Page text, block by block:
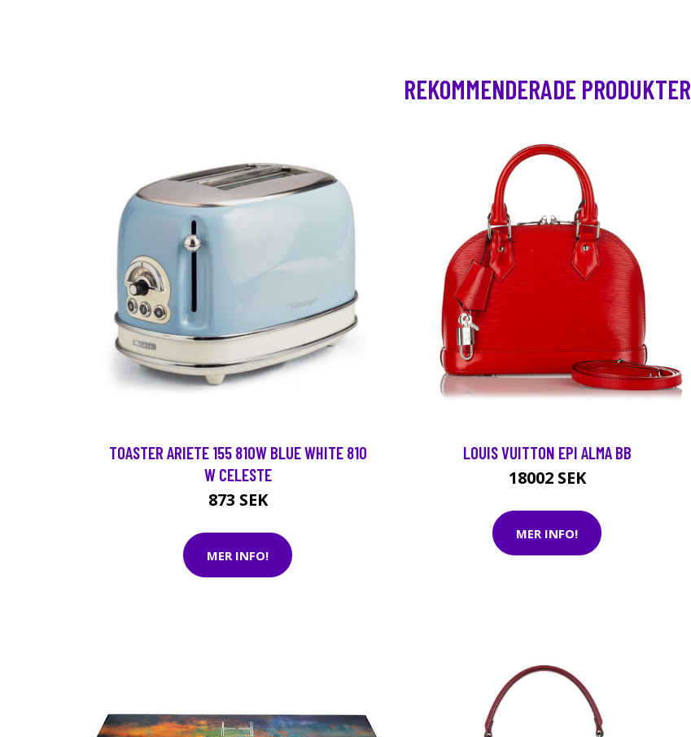
REKOMMENDERADE PRODUKTER
TOASTER ARIETE 155 810W BLUE WHITE 810
W CELESTE
873 SEK
MER INFO!
LOUIS VUITTON EPI ALMA BB
18002 SEK
MER INFO!